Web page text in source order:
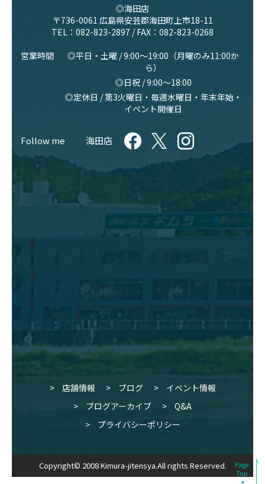
◎海田店
〒736-0061 広島県安芸郡海田町上市18-11
TEL： 082-823-2897 / FAX：082-823-0268
営業時間
◎平日・土曜 / 9:00〜19:00（月曜のみ11:00か
ら）
◎日祝 / 9:00〜18:00
◎定休日 / 第3火曜日・毎週水曜日・年末年始・
イベント開催日
Follow me 海田店
店舗情報 ブログ
イベント情報
ブログアーカイブ
Q&A
プライバシーポリシー
Copyright© 2008 Kimura-jitensya.All rights Reserved.